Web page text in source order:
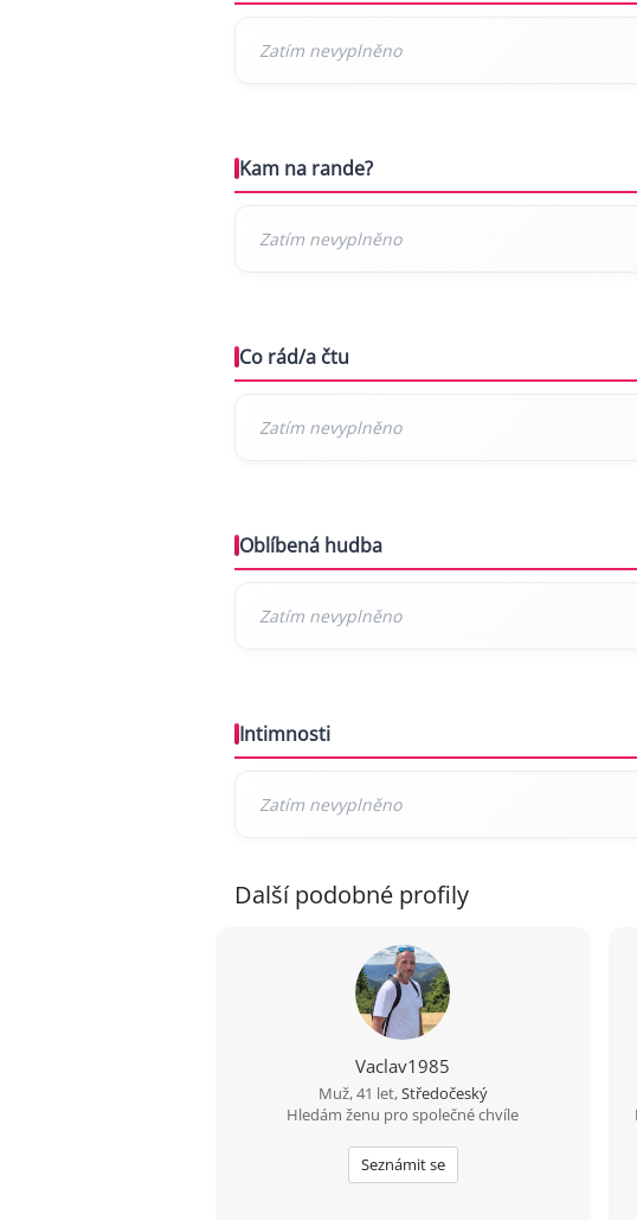
Kam na rande?
Co rád/a čtu
Oblíbená hudba
Intimnosti
Další podobné profily
Vaclav1985
Muž, 41 let,Středočeský
Hledám ženu pro společné chvíle
Seznámit se